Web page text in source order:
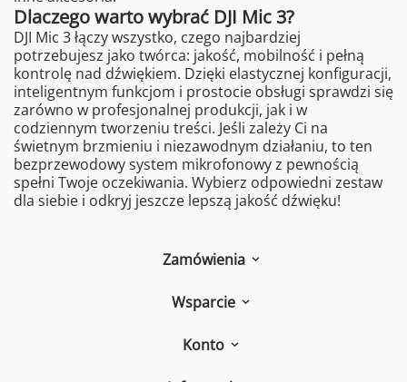
Dlaczego warto wybrać DJI Mic 3?
DJI Mic 3 łączy wszystko, czego najbardziej
potrzebujesz jako twórca: jakość, mobilność i pełną
kontrolę nad dźwiękiem. Dzięki elastycznej konfiguracji,
inteligentnym funkcjom i prostocie obsługi sprawdzi się
zarówno w profesjonalnej produkcji, jak i w
codziennym tworzeniu treści. Jeśli zależy Ci na
świetnym brzmieniu i niezawodnym działaniu, to ten
bezprzewodowy system mikrofonowy z pewnością
spełni Twoje oczekiwania. Wybierz odpowiedni zestaw
dla siebie i odkryj jeszcze lepszą jakość dźwięku!
Zamówienia
Wsparcie
Konto